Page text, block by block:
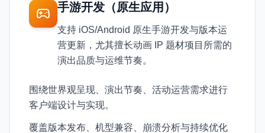
手游开发（原生应用）
支持 iOS/Android 原生手游开发与版本运
营更新，尤其擅长动画 IP 题材项目所需的
演出品质与运维节奏。
围绕世界观呈现、演出节奏、活动运营需求进行
客户端设计与实现。
覆盖版本发布、机型兼容、崩溃分析与持续优化